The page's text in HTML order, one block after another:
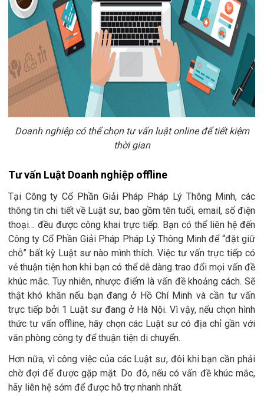
Doanh nghiệp có thể chọn tư vấn luật online để tiết kiệm
thời gian
Tư vấn Luật Doanh nghiệp offline
Tại Công ty Cổ Phần Giải Pháp Pháp Lý Thông Minh, các
thông tin chi tiết về Luật sư, bao gồm tên tuổi, email, số điện
thoại… đều được công khai trực tiếp. Bạn có thể liên hệ đến
Công ty Cổ Phần Giải Pháp Pháp Lý Thông Minh để “đặt giữ
chỗ” bất kỳ Luật sư nào mình thích. Việc tư vấn trực tiếp có
vẻ thuận tiện hơn khi bạn có thể dễ dàng trao đổi mọi vấn đề
khúc mắc. Tuy nhiên, nhược điểm là vấn đề khoảng cách. Sẽ
thật khó khăn nếu bạn đang ở Hồ Chí Minh và cần tư vấn
trực tiếp bởi 1 Luật sư đang ở Hà Nội. Vì vậy, nếu chọn hình
thức tư vấn offline, hãy chọn các Luật sư có địa chỉ gần với
văn phòng công ty để thuận tiện di chuyển.
Hơn nữa, vì công việc của các Luật sư, đôi khi bạn cần phải
chờ đợi để được gặp mặt. Do đó, nếu có vấn đề khúc mắc,
hãy liên hệ sớm để được hỗ trợ nhanh nhất.